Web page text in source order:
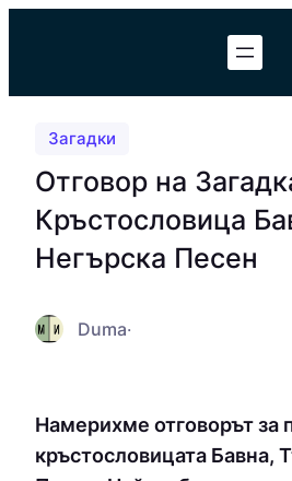
Загадки
Отговор на
Кръстословица
Негърска Песен
Duma·
Намерихме отговорът за
кръстословицата Бавна,